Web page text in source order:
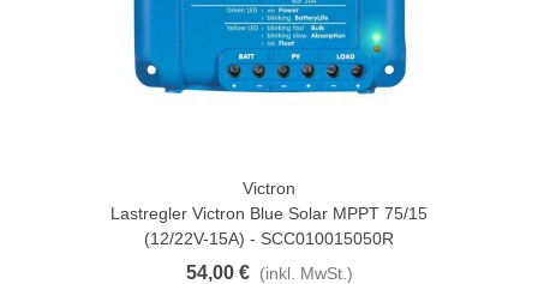
Victron
Lastregler Victron Blue Solar MPPT 75/15
(12/22V-15A) - SCC010015050R
54,00 € (inkl. MwSt.)